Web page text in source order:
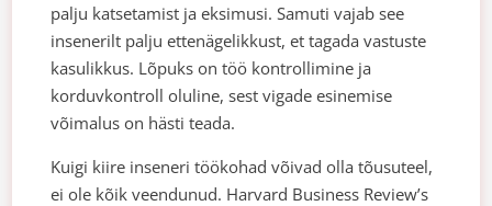
palju katsetamist ja eksimusi. Samuti vajab see
insenerilt palju ettenägelikkust, et tagada vastuste
kasulikkus. Lõpuks on töö kontrollimine ja
korduvkontroll oluline, sest vigade esinemise
võimalus on hästi teada.
Kuigi kiire inseneri töökohad võivad olla tõusuteel,
ei ole kõik veendunud. Harvard Business Review’s